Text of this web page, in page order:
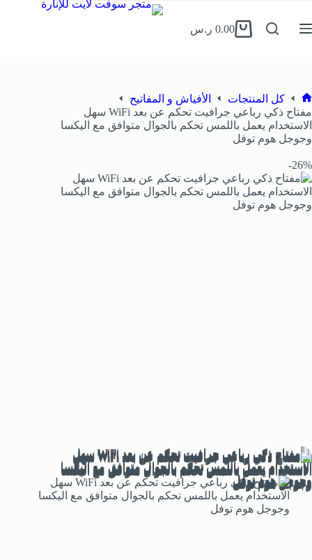
0.00 ر.س
كل المنتجات
الأفياش و المفاتيح
مفتاح ذكي رباعي جرافيت تحكم عن بعد WiFi سهل
الاستخدام يعمل باللمس تحكم بالجوال متوافق مع اليكسا
وجوجل هوم توفل
26%-